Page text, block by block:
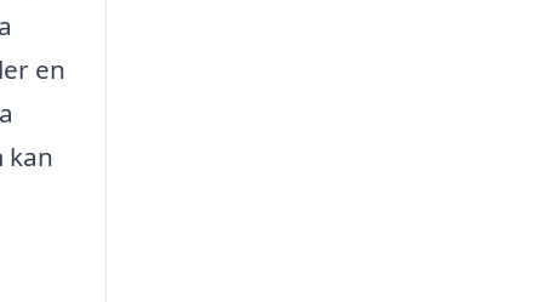
en
kan